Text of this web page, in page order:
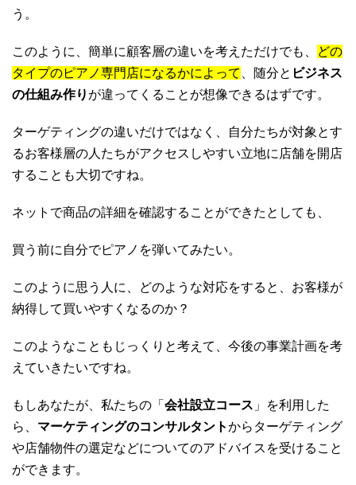
う。
このように、簡単に顧客層の違いを考えただけでも、
どの
タイプのピアノ専門店になるかによって
、随分と ビジネス
の仕組み作り が違ってくることが想像できるはずです。
ターゲティングの違いだけではなく、自分たちが対象とす
るお客様層の人たちがアクセスしやすい立地に店舗を開店
することも大切ですね。
ネットで商品の詳細を確認することができたとしても、
買う前に自分でピアノを弾いてみたい。
このように思う人に、どのような対応をすると、お客様が
納得して買いやすくなるのか？
このようなこともじっくりと考えて、今後の事業計画を考
えていきたいですね。
もしあなたが、私たちの「 会社設立コース 」を利用した
ら、 マーケティングのコンサルタントからターゲティング
や店舗物件の選定などについてのアドバイスを受けること
ができます。